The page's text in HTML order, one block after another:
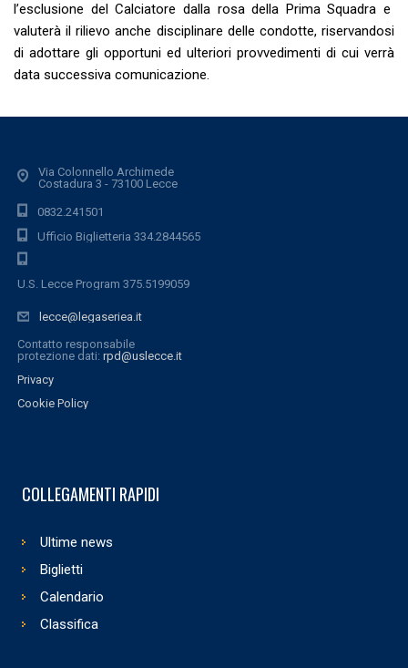
l’esclusione del Calciatore dalla rosa della Prima Squadra e
valuterà il rilievo anche disciplinare delle condotte, riservandosi
di adottare gli opportuni ed ulteriori provvedimenti di cui verrà
data successiva comunicazione.
Via Colonnello Archimede
Costadura 3 - 73100 Lecce
0832.241501
Ufficio Biglietteria 334.2844565
U.S. Lecce Program 375.5199059
lecce@legaseriea.it
Contatto responsabile
protezione dati: rpd@uslecce.it
Privacy
Cookie Policy
COLLEGAMENTI RAPIDI
Ultime news
Biglietti
Calendario
Classifica